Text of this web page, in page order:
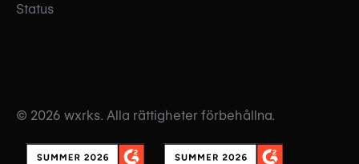
Status
© 2026 wxrks. Alla rättigheter förbehållna.